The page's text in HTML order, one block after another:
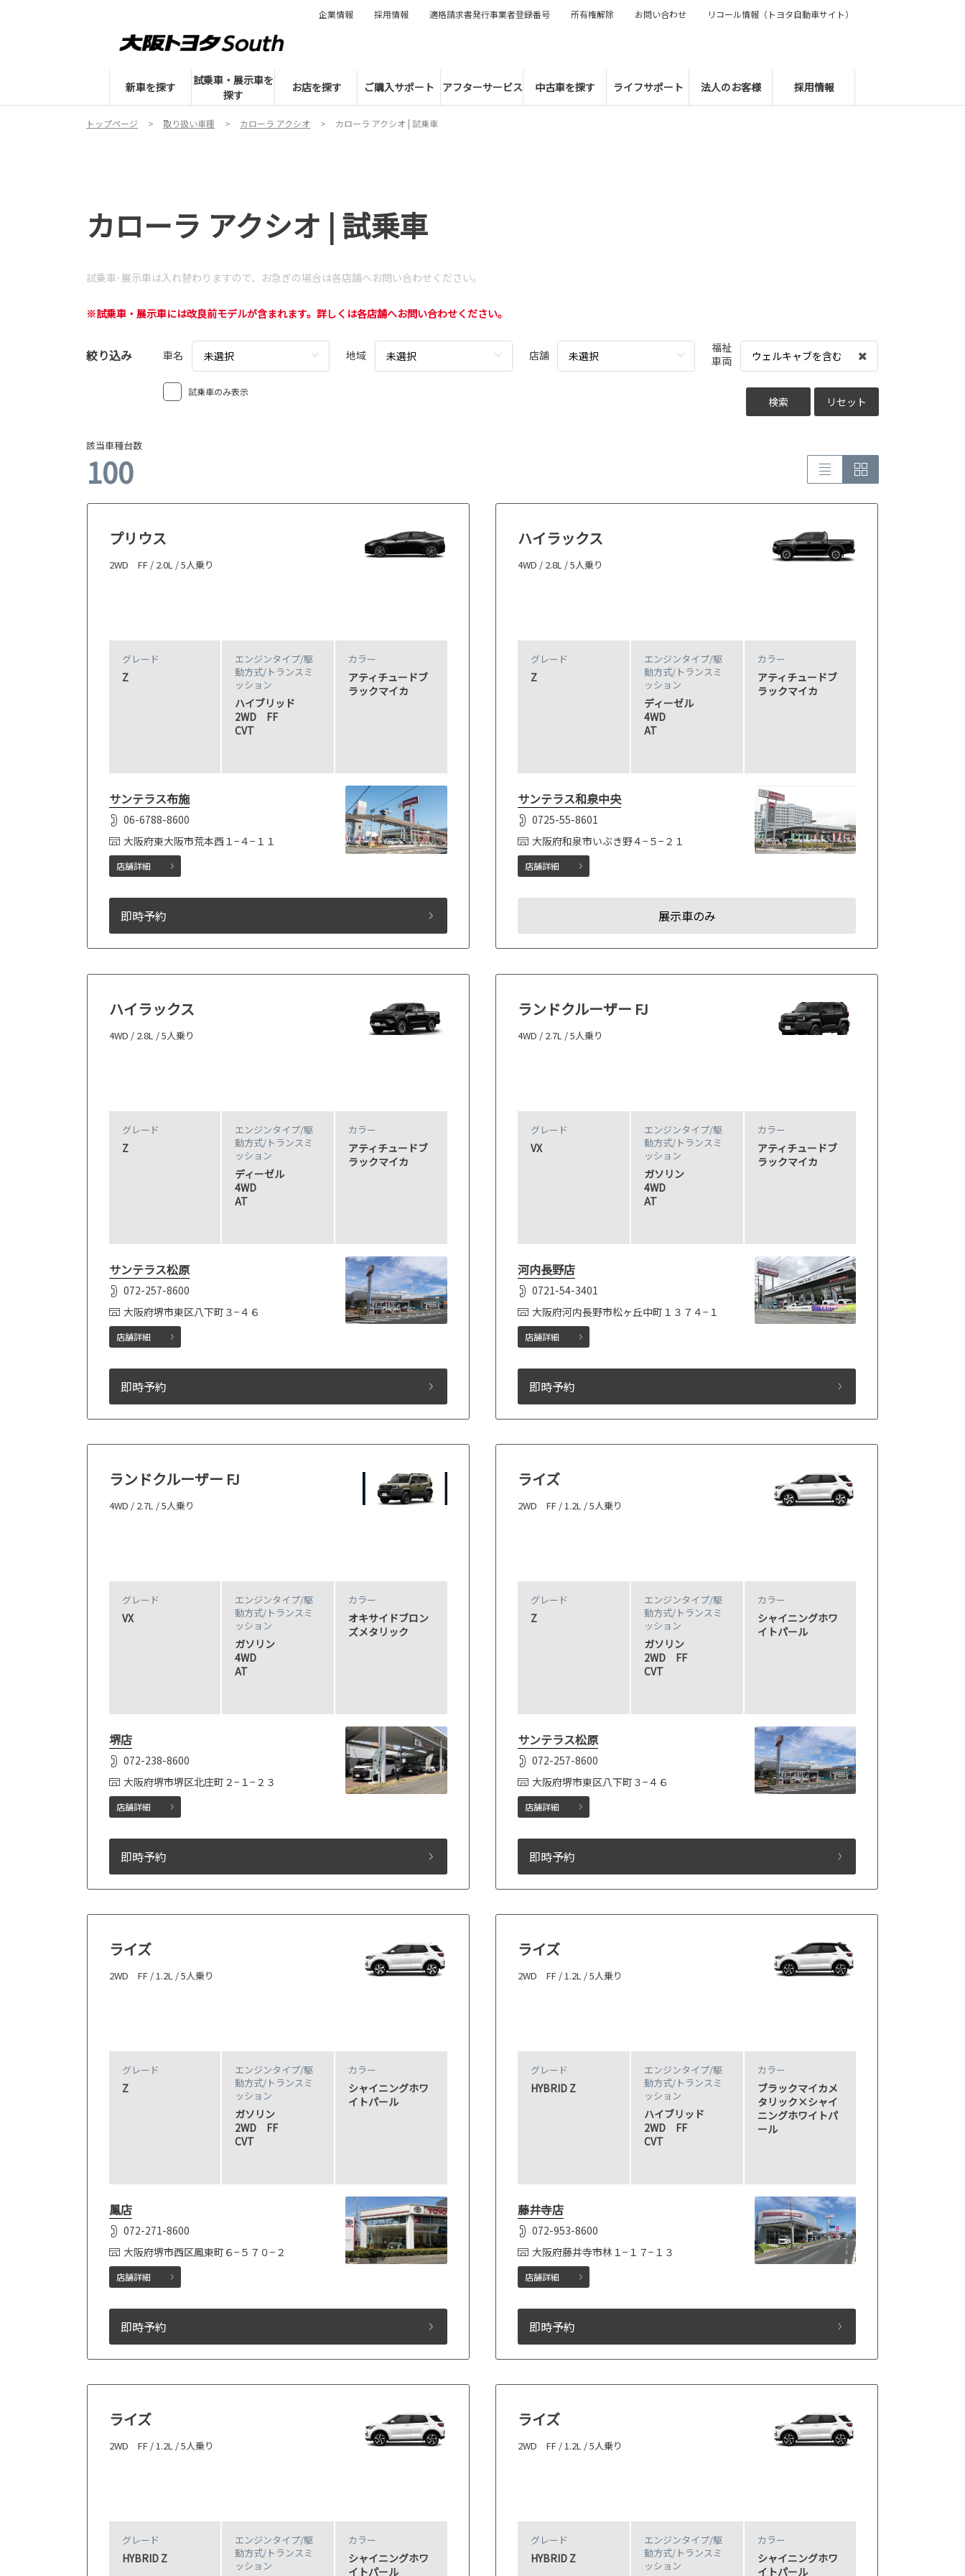
新車を探す
試乗車・展示車を
探す
お店を探す ご購入サポート アフターサービス 中古車を探す ライフサポート 法人のお客様 採用情報
企業情報 採用情報 適格請求書発行事業者登録番号 所有権解除 お問い合わせ リコール情報（トヨタ自動車サイト）
トップページ 取り扱い車種 カローラ アクシオ カローラ アクシオ | 試乗車
カローラ アクシオ | 試乗車
試乗車･展示車は入れ替わりますので、 お急ぎの場合は各店舗へお問い合わせください。
※試乗車・展示車には改良前モデルが含まれます。詳しくは各店舗へお問い合わせください。
絞り込み 車名 未選択 地域 未選択 店舗 未選択
福祉
車両
ウェルキャブを含む
試乗車のみ表示
検索 リセット
該当車種台数
100
プリウス
2WD FF / 2.0L / 5人乗り
グレード
Z
エンジンタイプ/駆
動方式/ トランスミ
ッション
ハイブリッド
2WD FF
CVT
カラー
アティチュードブ
ラックマイカ
サンテラス布施
06-6788-8600
大阪府東大阪市荒本西１−４−１１
店舗詳細
即時予約
ハイラックス
4WD / 2.8L / 5人乗り
グレード
Z
エンジンタイプ/駆
動方式/ トランスミ
ッション
ディーゼル
4WD
AT
カラー
アティチュードブ
ラックマイカ
サンテラス和泉中央
0725-55-8601
大阪府和泉市いぶき野４−５−２１
店舗詳細
展示車のみ
ハイラックス
4WD / 2.8L / 5人乗り
グレード
Z
エンジンタイプ/駆
動方式/ トランスミ
ッション
ディーゼル
4WD
AT
カラー
アティチュードブ
ラックマイカ
サンテラス松原
072-257-8600
大阪府堺市東区八下町３−４６
店舗詳細
即時予約
ランドクルーザー FJ
4WD / 2.7L / 5人乗り
グレード
VX
エンジンタイプ/駆
動方式/ トランスミ
ッション
ガソリン
4WD
AT
カラー
アティチュードブ
ラックマイカ
河内長野店
0721-54-3401
大阪府河内長野市松ヶ丘中町１３７４−１
店舗詳細
即時予約
ランドクルーザー FJ
4WD / 2.7L / 5人乗り
グレード
VX
エンジンタイプ/駆
動方式/ トランスミ
ッション
ガソリン
4WD
AT
カラー
オキサイドブロン
ズメタリック
堺店
072-238-8600
大阪府堺市堺区北庄町２−１−２３
店舗詳細
即時予約
ライズ
2WD FF / 1.2L / 5人乗り
グレード
Z
エンジンタイプ/駆
動方式/ トランスミ
ッション
ガソリン
2WD FF
CVT
カラー
シャイニングホワ
イトパール
サンテラス松原
072-257-8600
大阪府堺市東区八下町３−４６
店舗詳細
即時予約
ライズ
2WD FF / 1.2L / 5人乗り
グレード
Z
エンジンタイプ/駆
動方式/ トランスミ
ッション
ガソリン
2WD FF
CVT
カラー
シャイニングホワ
イトパール
鳳店
072-271-8600
大阪府堺市西区鳳東町６−５７０−２
店舗詳細
即時予約
ライズ
2WD FF / 1.2L / 5人乗り
グレード
HYBRID Z
エンジンタイプ/駆
動方式/ トランスミ
ッション
ハイブリッド
2WD FF
CVT
カラー
ブラックマイカメ
タリック×シャイ
ニングホワイトパ
ール
藤井寺店
072-953-8600
大阪府藤井寺市林１−１７−１３
店舗詳細
即時予約
ライズ
2WD FF / 1.2L / 5人乗り
グレード
HYBRID Z
エンジンタイプ/駆
動方式/ トランスミ
ッション
カラー
シャイニングホワ
イトパール
ライズ
2WD FF / 1.2L / 5人乗り
グレード
HYBRID Z
エンジンタイプ/駆
動方式/ トランスミ
ッション
カラー
シャイニングホワ
イトパール